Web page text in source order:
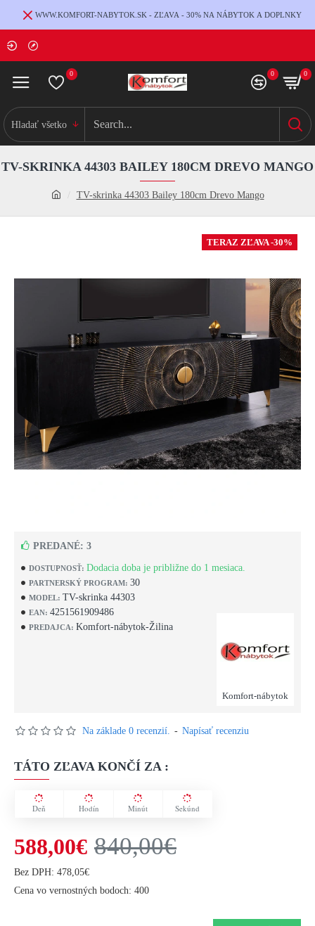
WWW.KOMFORT-NABYTOK.SK - ZĽAVA - 30% NA NÁBYTOK A DOPLNKY
0 0 0
Hladať všetko
TV-skrinka 44303 Bailey 180cm Drevo Mango
TV-SKRINKA 44303 BAILEY 180CM DREVO MANGO
TERAZ ZĽAVA -30%
DOSTUPNOSŤ: Dodacia doba je približne do 1 mesiaca.
PARTNERSKÝ PROGRAM: 30
MODEL: TV-skrinka 44303
EAN: 4251561909486
PREDAJCA: Komfort-nábytok-Žilina
Komfort-nábytok
PREDANÉ: 3
Na základe 0 recenzií. - Napísať recenziu
TÁTO ZĽAVA KONČÍ ZA :
Deň Hodín Minút Sekúnd
588,00€ 840,00€
Bez DPH: 478,05€
Cena vo vernostných bodoch: 400